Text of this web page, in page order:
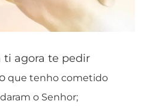
ti agora te pedir
que tenho cometido
o Senhor;